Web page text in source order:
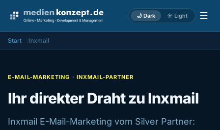
🌙 Dark ☀️ Light ☰
Start Inxmail
E-MAIL-MARKETING · INXMAIL-PARTNER
Ihr direkter Draht zu Inxmail
Inxmail E-Mail-Marketing vom Silver Partner: